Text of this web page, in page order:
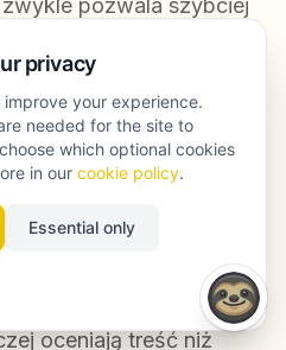
pozwala szybciej
AI
topic clusters działały
AI, trzeba zrozumieć,
oceniają treść niż
privacy
improve your experience.
needed for the site to
which optional cookies
in our cookie policy.
Essential only